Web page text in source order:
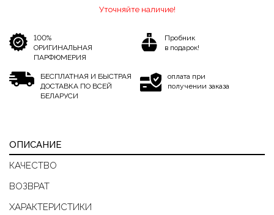
Уточняйте наличие!
100%
ОРИГИНАЛЬНАЯ
ПАРФЮМЕРИЯ
Пробник
в подарок!
БЕСПЛАТНАЯ И БЫСТРАЯ
ДОСТАВКА ПО ВСЕЙ
БЕЛАРУСИ
оплата при
получении заказа
ОПИСАНИЕ
КАЧЕСТВО
ВОЗВРАТ
ХАРАКТЕРИСТИКИ